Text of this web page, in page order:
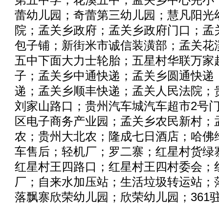
蕾幼儿园；奇蕾第三幼儿园；慧凡阳光
院；孟关乡政府；孟关乡政府门口；
包子铺；新街米市诚信装潢部；孟关花
五中下面大力士轮胎；五星村华联万家
子；孟关乡中通快递；孟关乡圆通快递
递；孟关乡顺丰快递；孟关人民法院；
刘家山路口；贵州汽车城汽车超市2号
区电子商务产业园；孟关乡农民新村
农；贵州大北农；隆成七日酒店；哈佛
车售后；轻机厂；罗二寨；红星村货绿
红星村王四路口；红星村王四村委会；
厂；自来水加压站；生活垃圾转运站；
落飘寨欣荣幼儿园；欣荣幼儿园；361